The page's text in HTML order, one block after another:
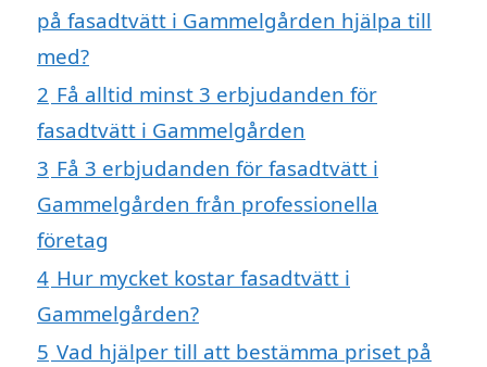
på fasadtvätt i Gammelgården hjälpa till
med?
2 Få alltid minst 3 erbjudanden för
fasadtvätt i Gammelgården
3 Få 3 erbjudanden för fasadtvätt i
Gammelgården från professionella
företag
4 Hur mycket kostar fasadtvätt i
Gammelgården?
5 Vad hjälper till att bestämma priset på